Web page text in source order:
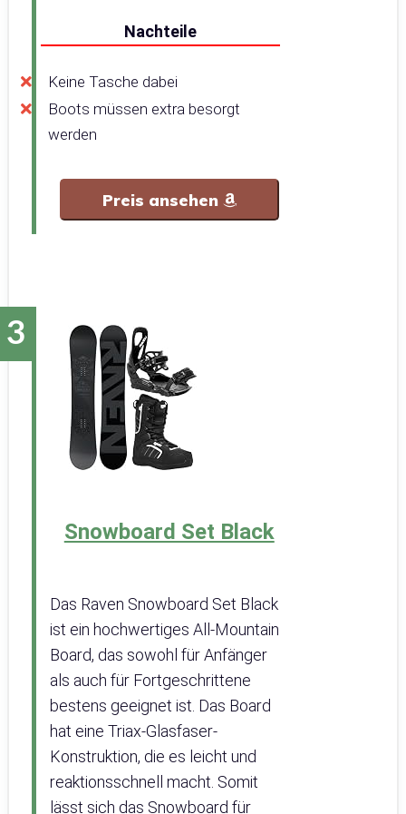
Nachteile
Keine Tasche dabei
Boots müssen extra besorgt
werden
Preis ansehen
Snowboard Set Black
Das Raven Snowboard Set Black
ist ein hochwertiges All-Mountain
Board, das sowohl für Anfänger
als auch für Fortgeschrittene
bestens geeignet ist. Das Board
hat eine Triax-Glasfaser-
Konstruktion, die es leicht und
reaktionsschnell macht. Somit
lässt sich das Snowboard für